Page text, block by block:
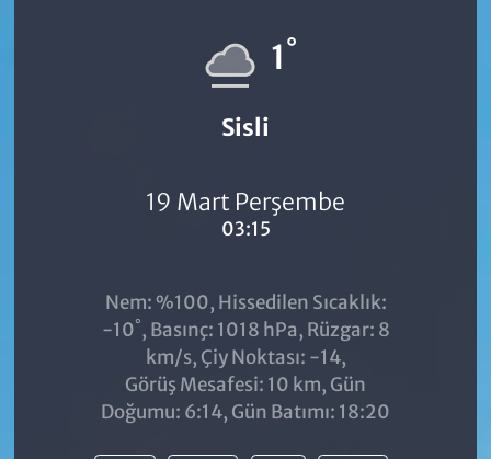
1°
Sisli
19 Mart Perşembe
03:15
Nem: %100, Hissedilen Sıcaklık:
-10°, Basınç: 1018 hPa, Rüzgar: 8
km/s, Çiy Noktası: -14,
Görüş Mesafesi: 10 km, Gün
Doğumu: 6:14, Gün Batımı: 18:20